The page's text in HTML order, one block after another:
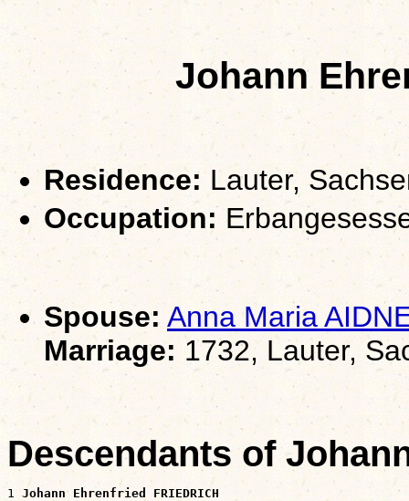
Johann
Residence:Lauter,
Occupation:
Spouse: Anna Maria
Marriage: 1732, Lauter,
Descendants of
1 Johann Ehrenfried FRIEDRICH